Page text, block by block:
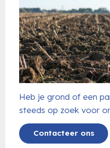
Heb je grond of een
steeds op zoek voor
Contacteer ons